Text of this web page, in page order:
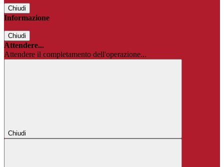
Chiudi
Informazione
Chiudi
Attendere...
Attendere il completamento dell'operazione...
Chiudi